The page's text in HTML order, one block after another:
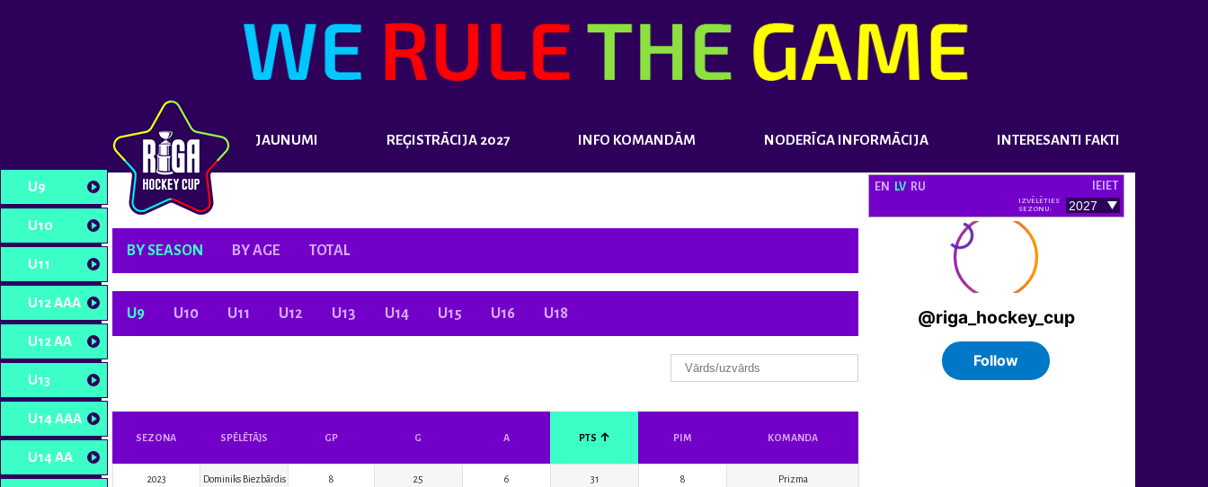
JAUNUMI REĢISTRĀCIJA 2027 INFO KOMANDĀM NODERĪGA INFORMĀCIJA INTERESANTI FAKTI
EN LV RU IEIET
IZVĒLĒTIES
SEZONU:
U9
U10
U11
U12 AAA
U12 AA
U13
U14 AAA
U14 AA
BY SEASON BY AGE TOTAL
U9 U10 U11 U12 U13 U14 U15 U16 U18
SEZONA SPĒLĒTĀJS GP G A PTS ↑ PIM KOMANDA
2023 Dominiks Biezbārdis 8 25 6 31 8 Prizma